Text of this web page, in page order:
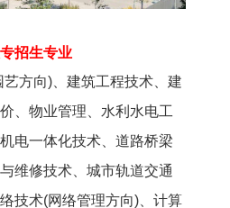
招生专业
方向)、建筑工程技术、建
、物业管理、水利水电工
电一体化技术、道路桥梁
维修技术、城市轨道交通
技术(网络管理方向)、计算